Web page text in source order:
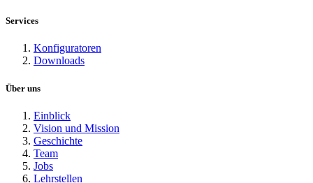
Services
Konfiguratoren
Downloads
Über uns
Einblick
Vision und Mission
Geschichte
Team
Jobs
Lehrstellen